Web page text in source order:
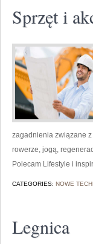
Sprzęt i
zagadnienia związane
rowerze, jogą,
Polecam Lifestyle i
CATEGORIES: NOWE
Legnica